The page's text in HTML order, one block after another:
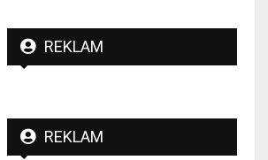
REKLAM
REKLAM